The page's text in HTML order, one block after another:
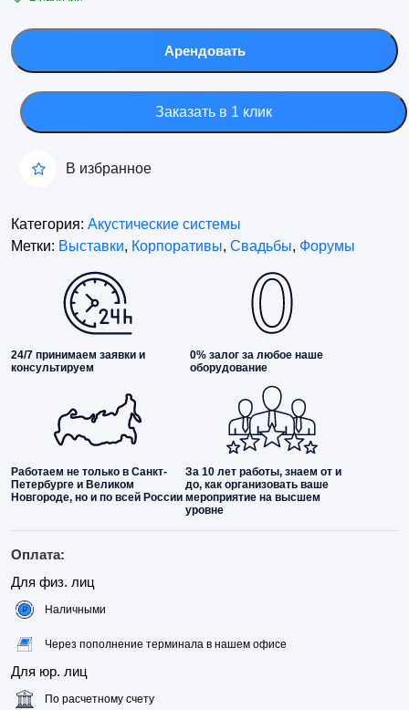
товара
Активная
система
Turbosound
Арендовать
Заказать в 1 клик
В избранное
Категория: Акустические системы
Метки: Выставки, Корпоративы, Свадьбы, Форумы
24/7 принимаем заявки и
консультируем
0% залог за любое наше
оборудование
Работаем не только в Санкт-
Петербурге и Великом
Новгороде, но и по всей России
За 10 лет работы, знаем от и
до, как организовать ваше
мероприятие на высшем
уровне
Оплата:
Для физ. лиц
Наличными
Через пополнение терминала в нашем офисе
Для юр. лиц
По расчетному счету